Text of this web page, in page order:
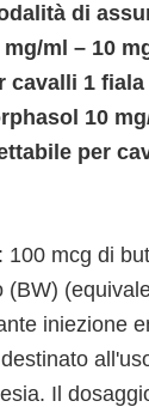
di
ml – 10
cavalli 1 fiala
10
per
100 mcg di
(BW)
iniezione
Il